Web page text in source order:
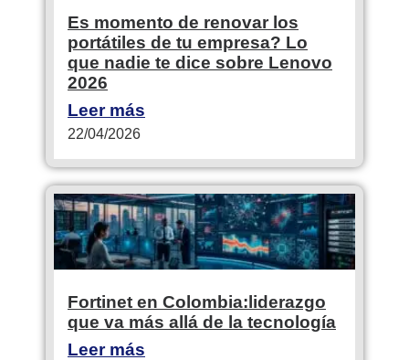
Es momento de renovar los
portátiles de tu empresa? Lo
que nadie te dice sobre Lenovo
2026
Leer más
22/04/2026
Fortinet en Colombia:liderazgo
que va más allá de la tecnología
Leer más